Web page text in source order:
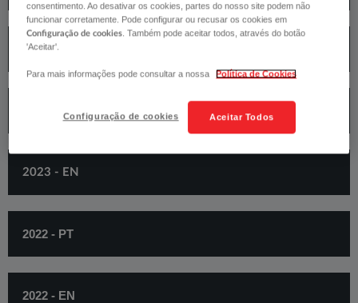
​2024 – EN​
​2023 - PT​
​2023 - EN​​
​​2022 - PT
2022 - EN
consentimento. Ao desativar os cookies, partes do nosso site podem não
funcionar corretamente. Pode configurar ou recusar os cookies em
Configuração de cookies . Também pode aceitar todos, através do botão
'Aceitar'.
Para mais informações pode consultar a nossa Política de Cookies
Aceitar Todos
Configuração de cookies